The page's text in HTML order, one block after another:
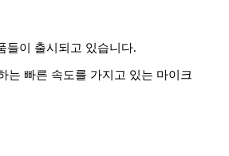
들이 출시되고 있습니다.
는 빠른 속도를 가지고 있는 마이크